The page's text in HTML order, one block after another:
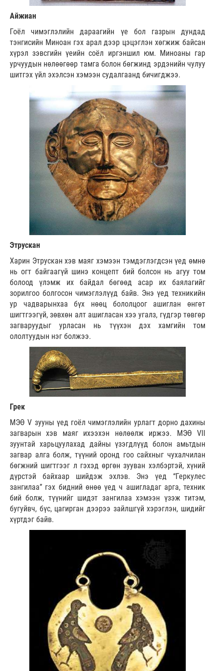
Айжиан
Гоёл чимэглэлийн дараагийн үе бол газрын дундад
тэнгисийн Миноан гэх арал дээр цэцэглэн хөгжиж байсан
хүрэл зэвсгийн үеийн соёл иргэншил юм. Миноаны гар
урчуудын нөлөөгөөр тамга болон бөгжинд эрдэнийн чулуу
шитгэх үйл эхэлсэн хэмээн судалгаанд бичигджээ.
Этрускан
Харин Этрускан хэв маяг хэмээн тэмдэглэгдсэн үед өмнө
нь огт байгаагүй шинэ концепт бий болсон нь агуу том
болоод үлэмж их байдал бөгөөд асар их баялагийг
зорилгоо болгосон чимэглэлүүд байв. Энэ үед техникийн
ур чадварынхаа бүх нөөц бололцоог ашиглан өнгөт
шигтгээгүй, зөвхөн алт ашигласан хээ угалз, гүдгэр төвгөр
загваруудыг урласан нь түүхэн дэх хамгийн том
ололтуудын нэг болжээ.
Грек
МЭӨ V зууны үед гоёл чимэглэлийн урлагт дорно дахины
загварын хэв маяг ихээхэн нөлөөлж иржээ. МЭӨ VII
зуунтай харьцуулахад дайны үзэгдлүүд болон амьтдын
загвар алга болж, түүний оронд гоо сайхныг чухалчилан
бөгжний шигтгээг л гэхэд өргөн зууван хэлбэртэй, хүний
дүрстэй байхаар шийдэж эхлэв. Энэ үед “Геркулес
зангилаа” гэх бидний өнөө үед ч ашигладаг арга, техник
бий болж, түүнийг шидэт зангилаа хэмээн үзэж титэм,
бугуйвч, бүс, цагирган дээрээ зайлшгүй хэрэглэн, шидийг
хүртдэг байв.